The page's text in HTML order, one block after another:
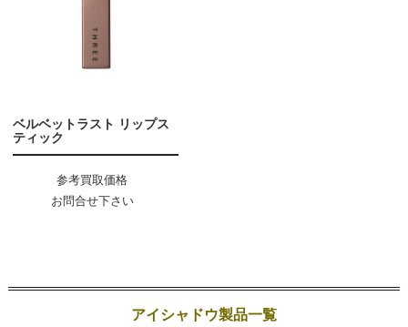
ベルベットラスト リップス
ティック
参考買取価格
お問合せ下さい
アイシャドウ製品一覧